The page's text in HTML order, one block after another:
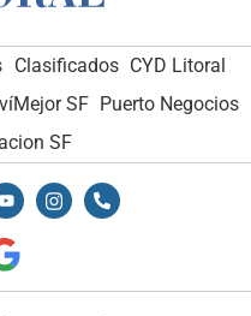
Clasificados CYD Litoral
SF Puerto Negocios
SF